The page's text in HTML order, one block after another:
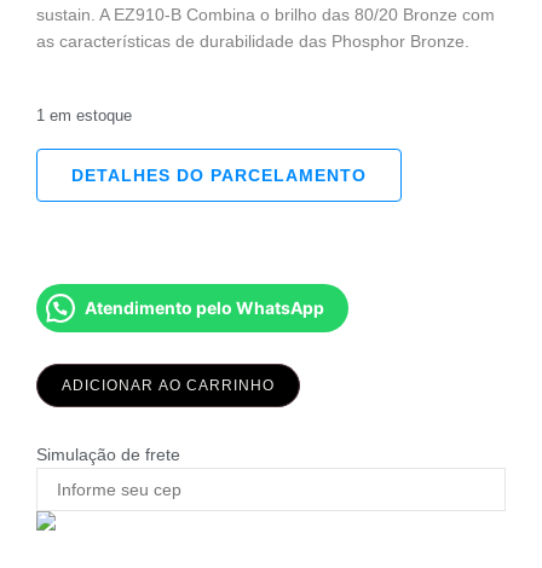
sustain. A EZ910-B Combina o brilho das 80/20 Bronze com
as características de durabilidade das Phosphor Bronze.
1 em estoque
DETALHES DO PARCELAMENTO
Atendimento pelo WhatsApp
ADICIONAR AO CARRINHO
Simulação de frete